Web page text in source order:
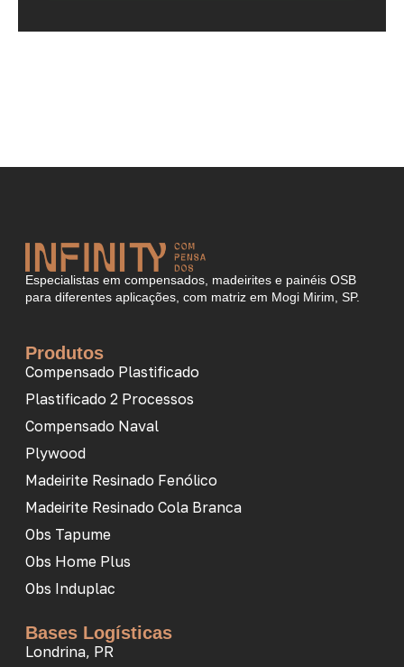
Especialistas em compensados, madeirites e painéis OSB
para diferentes aplicações, com matriz em Mogi Mirim, SP.
Produtos
Compensado Plastificado
Plastificado 2 Processos
Compensado Naval
Plywood
Madeirite Resinado Fenólico
Madeirite Resinado Cola Branca
Obs Tapume
Obs Home Plus
Obs Induplac
Bases Logísticas
Londrina, PR